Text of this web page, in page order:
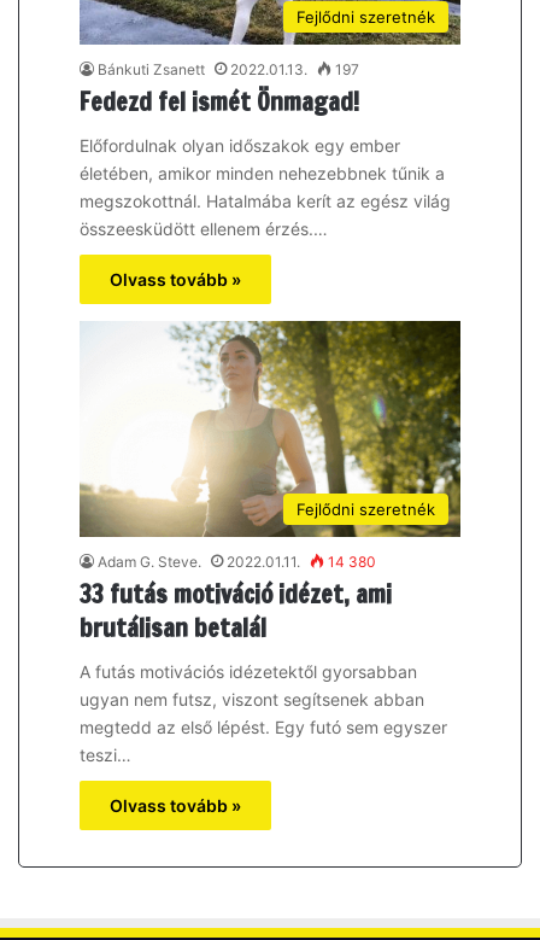
Fejlődni szeretnék
Bánkuti Zsanett 2022.01.13. 197
Fedezd fel ismét Önmagad!
Előfordulnak olyan időszakok egy ember
életében, amikor minden nehezebbnek tűnik a
megszokottnál. Hatalmába kerít az egész világ
összeesküdött ellenem érzés.…
Olvass tovább »
Fejlődni szeretnék
Adam G. Steve. 2022.01.11. 14 380
33 futás motiváció idézet, ami
brutálisan betalál
A futás motivációs idézetektől gyorsabban
ugyan nem futsz, viszont segítsenek abban
megtedd az első lépést. Egy futó sem egyszer
teszi…
Olvass tovább »